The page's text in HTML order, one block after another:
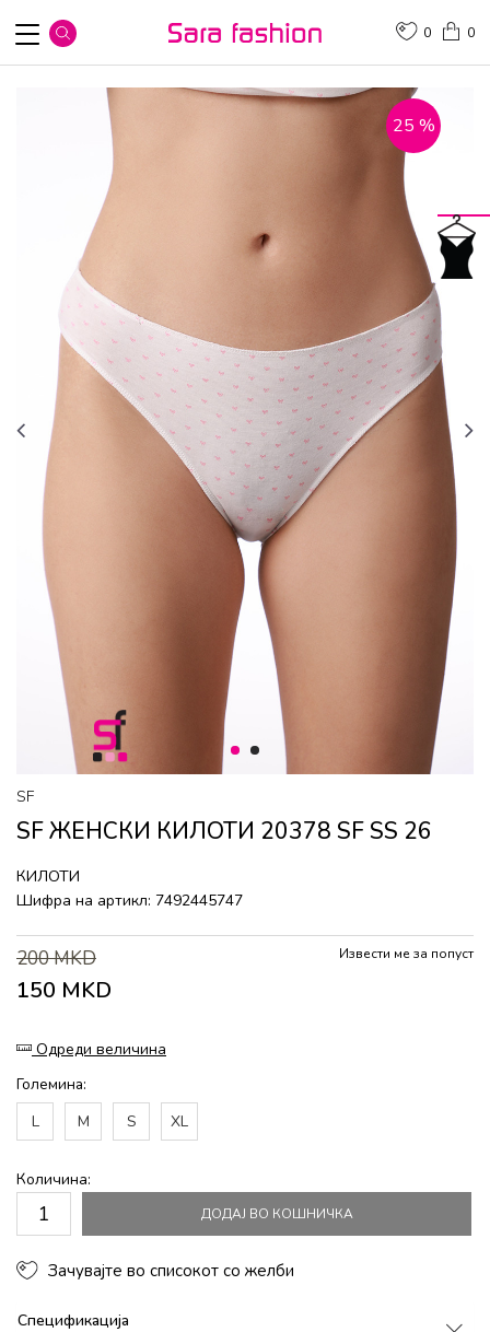
0
0
1 2
25 %
SF
SF ЖЕНСКИ КИЛОТИ 20378 SF SS 26
КИЛОТИ
Шифра на артикл: 7492445747
200MKD
150 MKD
Извести ме за попуст
Одреди величина
Големина:
L
M S XL
Количина:
ДОДАЈ ВО КОШНИЧКА
Зачувајте во списокот со желби
Спецификација